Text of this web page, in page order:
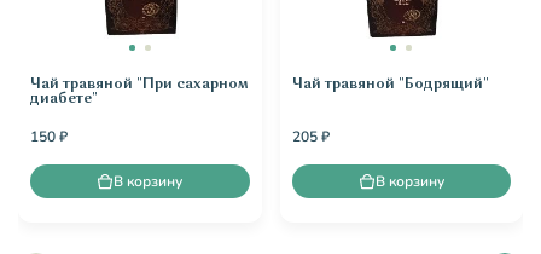
Чай травяной "При сахарном
диабете"
150 ₽
В корзину
Чай травяной "Бодрящий"
205 ₽
В корзину